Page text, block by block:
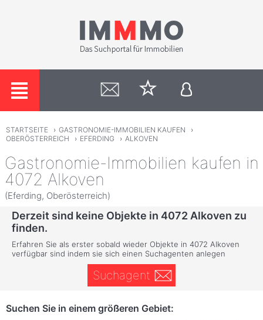
STARTSEITE › GASTRONOMIE-IMMOBILIEN KAUFEN
›
OBERÖSTERREICH
› EFERDING › ALKOVEN
Gastronomie-Immobilien kaufen in
4072 Alkoven
(Eferding, Oberösterreich)
Derzeit sind keine Objekte in 4072 Alkoven zu
finden.
Erfahren Sie als erster sobald wieder Objekte in 4072 Alkoven
verfügbar sind indem sie sich einen Suchagenten anlegen
Suchagent
Suchen Sie in einem größeren Gebiet: